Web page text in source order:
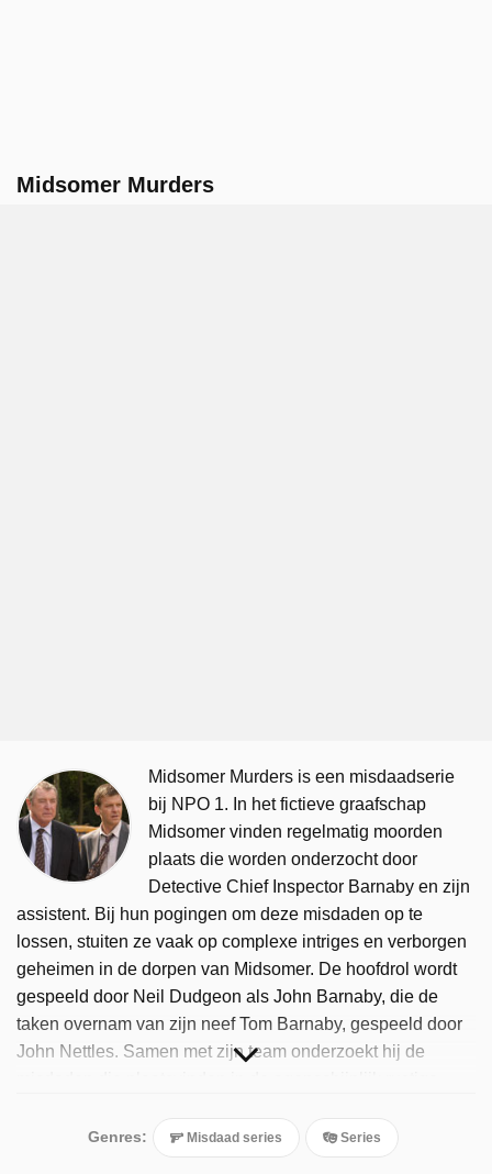
Midsomer Murders
Midsomer Murders is een misdaadserie
bij NPO 1. In het fictieve graafschap
Midsomer vinden regelmatig moorden
plaats die worden onderzocht door
Detective Chief Inspector Barnaby en zijn
assistent. Bij hun pogingen om deze misdaden op te
lossen, stuiten ze vaak op complexe intriges en verborgen
geheimen in de dorpen van Midsomer. De hoofdrol wordt
gespeeld door Neil Dudgeon als John Barnaby, die de
taken overnam van zijn neef Tom Barnaby, gespeeld door
John Nettles. Samen met zijn team onderzoekt hij de
Genres: Misdaad series Series